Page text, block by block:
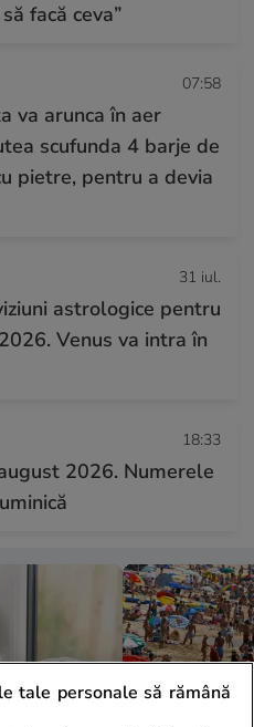
facă ceva”
07:58
va arunca în aer
scufunda 4 barje de
pietre, pentru a devia
31 iul.
astrologice pentru
Venus va intra în
18:33
2026. Numerele
tale personale să rămână